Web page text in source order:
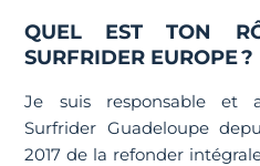
QUEL EST TON
SURFRIDER EUROPE ?
Je suis responsable et
Surfrider Guadeloupe
2017 de la refonder